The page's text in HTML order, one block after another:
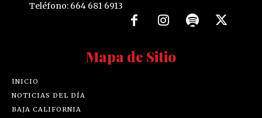
Teléfono: 664 681 6913
Mapa de Sitio
INICIO
NOTICIAS DEL DÍA
BAJA CALIFORNIA